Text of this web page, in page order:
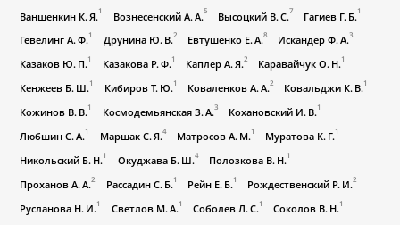
Ваншенкин К. Я. 1 Вознесенский А. А.5 Высоцкий В. С.7 Гагиев Г. Б. 1
Гевелинг А. Ф.1 Друнина Ю. В.2 Евтушенко Е. А.8 Искандер Ф. А.3
Казаков Ю. П.1 Казакова Р. Ф.1 Каплер А. Я.2 Каравайчук О. Н.1
Кенжеев Б. Ш.1 Кибиров Т. Ю.1 Коваленков А. А.2 Ковальджи К. В.1
Кожинов В. В. 1 Космодемьянская З. А.3 Кохановский И. В. 1
Любшин С. А. 1 Маршак С. Я.4 Матросов А. М. 1 Муратова К. Г. 1
Никольский Б. Н. 1 Окуджава Б. Ш.4 Полозкова В. Н. 1
Проханов А. А.2 Рассадин С. Б. 1 Рейн Е. Б. 1 Рождественский Р. И. 2
Русланова Н. И. 1 Светлов М. А. 1 Соболев Л. С. 1 Соколов В. Н. 1